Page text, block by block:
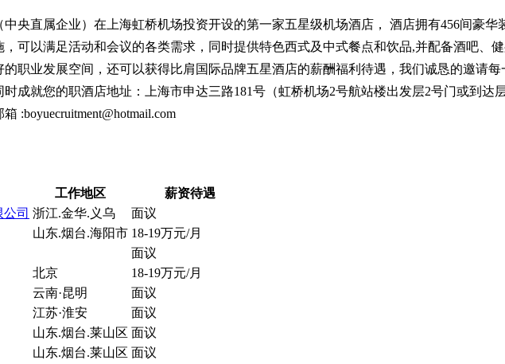
央直属企业）在上海虹桥机场投资开设的第一家五星级机场酒店， 酒店拥有456间豪
可以满足活动和会议的各类需求，同时提供特色西式及中式餐点和饮品,并配备酒吧、
职业发展空间，还可以获得比肩国际品牌五星酒店的薪酬福利待遇，我们诚恳的邀请
成就您的职酒店地址：上海市申达三路181号（虹桥机场2号航站楼出发层2号门或到达
箱 :boyuecruitment@hotmail.com
工作地区
薪资待遇
司 浙江.金华.义乌
面议
山东.烟台.海阳市 18-19万元/月
面议
北京
18-19万元/月
云南·昆明
面议
江苏·淮安
面议
山东.烟台.莱山区 面议
山东.烟台.莱山区 面议